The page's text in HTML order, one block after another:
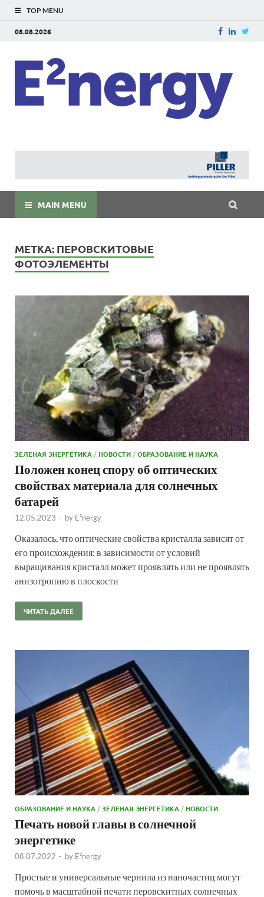
TOP MENU
08.08.2026
MAIN MENU
МЕТКА: ПЕРОВСКИТОВЫЕ
ФОТОЭЛЕМЕНТЫ
ЗЕЛЕНАЯ ЭНЕРГЕТИКА /НОВОСТИ /ОБРАЗОВАНИЕ И НАУКА
Положен конец спору об оптических
свойствах материала для солнечных
батарей
12.05.2023 - by E²nergy
Оказалось, что оптические свойства кристалла зависят от
его происхождения: в зависимости от условий
выращивания кристалл может проявлять или не проявлять
анизотропию в плоскости
ЧИТАТЬ ДАЛЕЕ
ОБРАЗОВАНИЕ И НАУКА /ЗЕЛЕНАЯ ЭНЕРГЕТИКА /НОВОСТИ
Печать новой главы в солнечной
энергетике
08.07.2022 - by E²nergy
Простые и универсальные чернила из наночастиц могут
помочь в масштабной печати перовскитных солнечных